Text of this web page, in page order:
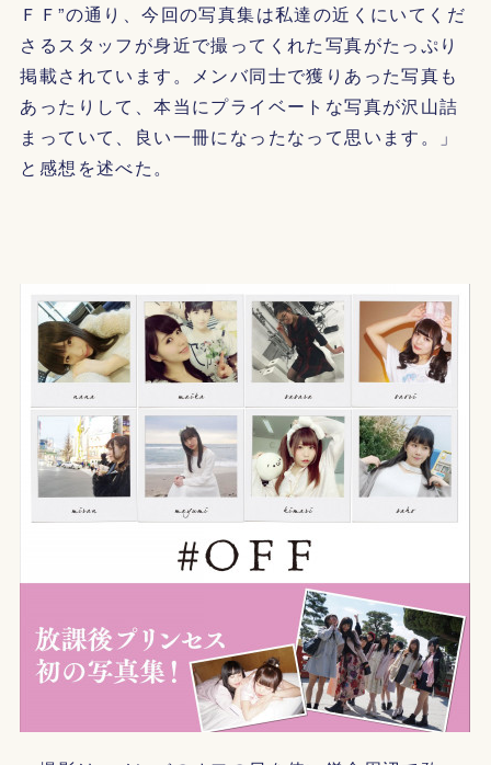
ＦＦ”の通り、今回の写真集は私達の近くにいてくだ
さるスタッフが身近で撮ってくれた写真がたっぷり
掲載されています。メンバ同士で獲りあった写真も
あったりして、本当にプライベートな写真が沢山詰
まっていて、良い一冊になったなって思います。」
と感想を述べた。